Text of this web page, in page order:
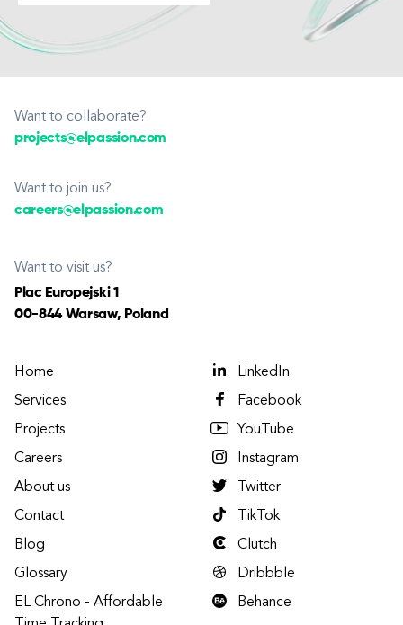
Want to collaborate?
projects@elpassion.com
Want to join us?
careers@elpassion.com
Want to visit us?
Plac Europejski 1
00-844 Warsaw, Poland
Home
Services
Projects
Careers
About us
Contact
Blog
Glossary
EL Chrono - Affordable
LinkedIn
Facebook
YouTube
Instagram
Twitter
TikTok
Clutch
Dribbble
Behance